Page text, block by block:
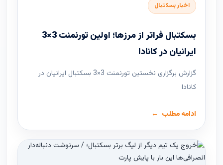
اخبار بسکتبال
بسکتبال فراتر از مرزها؛ اولین تورنمنت 3×3
ایرانیان در کانادا
گزارش برگزاری نخستین تورنمنت 3×3 بسکتبال ایرانیان در
کانادا
ادامه مطلب